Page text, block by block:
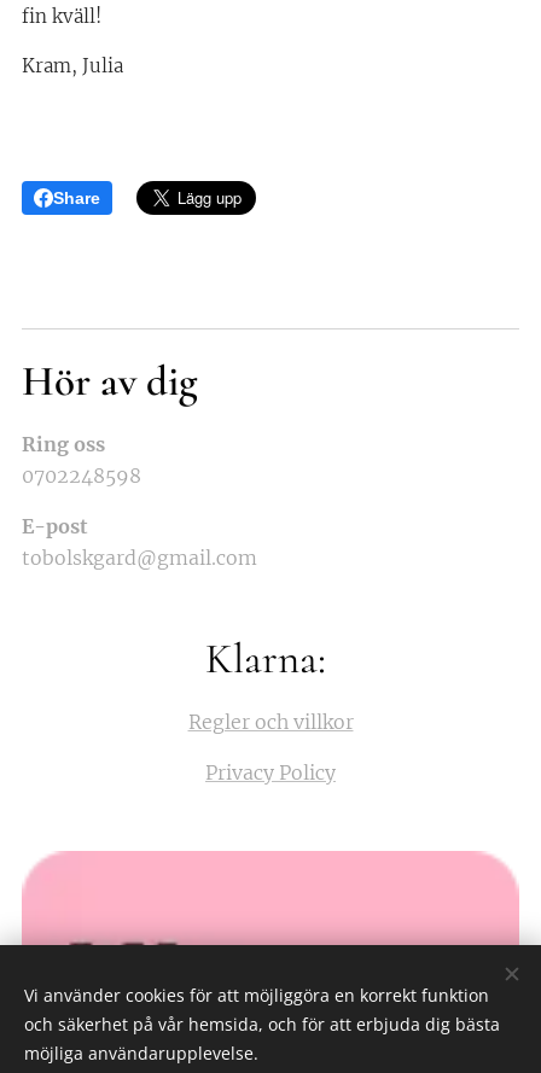
fin kväll!🤎
Kram, Julia
Share
Hör av dig
Ring oss
0702248598
E-post
tobolskgard@gmail.com
Klarna:
Regler och villkor
Privacy Policy
Vi använder cookies för att möjliggöra en korrekt funktion
och säkerhet på vår hemsida, och för att erbjuda dig bästa
möjliga användarupplevelse.